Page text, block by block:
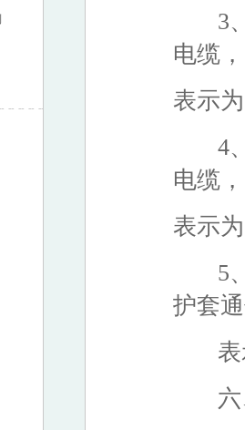
3、
电缆
表示
4、
电缆
表示
5、
护套
表示
六